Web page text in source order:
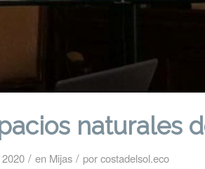
naturales
/ en Mijas / porcostadelsol.eco